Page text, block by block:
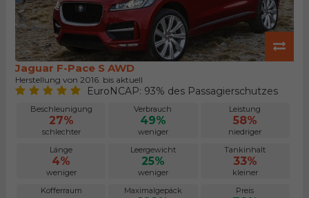
Jaguar F-Pace S AWD
Herstellung von 2016. bis aktuell
EuroNCAP: 93% des Passagierschutzes
Beschleunigung
27%
schlechter
Verbrauch
49%
weniger
Leistung
58%
niedriger
Länge
4%
weniger
Leergewicht
25%
weniger
Tankinhalt
33%
kleiner
Kofferraum
Maximalgepäck Preis